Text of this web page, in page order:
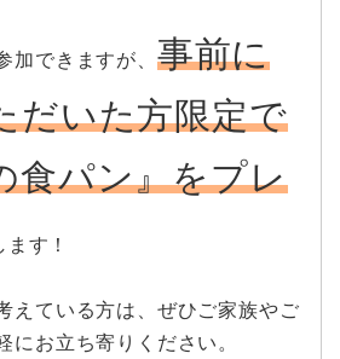
加できますが、 事前に
だいた方限定で
食パン』をプレ
す！
えている方は、ぜひご家族やご
にお立ち寄りください。